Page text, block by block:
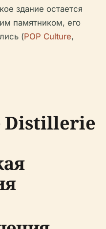
здание остается
памятником, его
(POP Culture,
Distillerie